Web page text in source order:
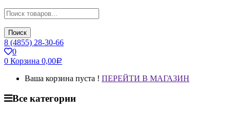
Поиск
8 (4855) 28-30-66
0
0 Корзина 0,00Р
Ваша корзина пуста ! ПЕРЕЙТИ В МАГАЗИН
Все категории